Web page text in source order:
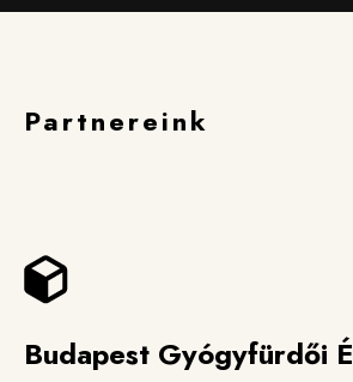
Partnereink
Budapest Gyógyfürdői